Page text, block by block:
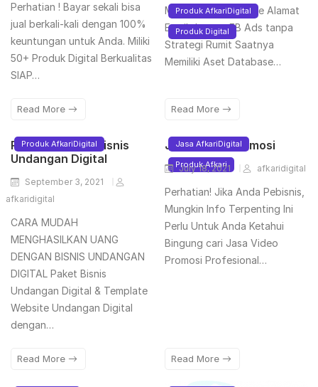
Perhatian ! Bayar sekali bisa
jual berkali-kali dengan 100%
keuntungan untuk Anda. Miliki
50+ Produk Digital Berkualitas
SIAP…
Read More
Produk AfkariDigital
Produk Digital
Menambah Database Alamat
Email dengan FB Ads tanpa
Strategi Rumit Saatnya
Memiliki Aset Database…
Read More
Produk AfkariDigital
Ratakan Paket Bisnis
Undangan Digital
September 3, 2021
afkaridigital
CARA MUDAH
MENGHASILKAN UANG
DENGAN BISNIS UNDANGAN
DIGITAL Paket Bisnis
Undangan Digital & Template
Website Undangan Digital​
dengan…
Read More
Jasa AfkariDigital
Produk Afkari
Jasa Video Promosi
July 18, 2021 afkaridigital
Perhatian! Jika Anda Pebisnis,
Mungkin Info Terpenting Ini
Perlu Untuk Anda Ketahui
Bingung cari Jasa Video
Promosi Profesional…
Read More